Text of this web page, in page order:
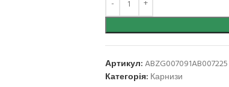
Артикул:ABZG007091AB007225
Категорія: Карнизи